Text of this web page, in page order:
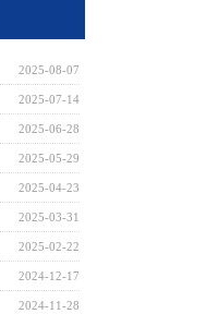
2025-08-07
2025-07-14
2025-06-28
2025-05-29
2025-04-23
2025-03-31
2025-02-22
2024-12-17
2024-11-28